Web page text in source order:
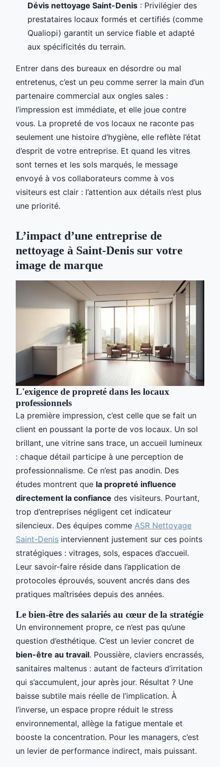
Dévis nettoyage Saint-Denis : Privilégier des
prestataires locaux formés et certifiés (comme
Qualiopi) garantit un service fiable et adapté
aux spécificités du terrain.
Entrer dans des bureaux en désordre ou mal
entretenus, c’est un peu comme serrer la main d’un
partenaire commercial aux ongles sales :
l’impression est immédiate, et elle joue contre
vous. La propreté de vos locaux ne raconte pas
seulement une histoire d’hygiène, elle reflète l’état
d’esprit de votre entreprise. Et quand les vitres
sont ternes et les sols marqués, le message
envoyé à vos collaborateurs comme à vos
visiteurs est clair : l’attention aux détails n’est plus
une priorité.
L’impact d’une entreprise de
nettoyage à Saint-Denis sur votre
image de marque
L'exigence de propreté dans les locaux
professionnels
La première impression, c’est celle que se fait un
client en poussant la porte de vos locaux. Un sol
brillant, une vitrine sans trace, un accueil lumineux
: chaque détail participe à une perception de
professionnalisme. Ce n’est pas anodin. Des
études montrent que la propreté influence
directement la confiance des visiteurs. Pourtant,
trop d’entreprises négligent cet indicateur
silencieux. Des équipes comme ASR Nettoyage
Saint-Denis interviennent justement sur ces points
stratégiques : vitrages, sols, espaces d’accueil.
Leur savoir-faire réside dans l’application de
protocoles éprouvés, souvent ancrés dans des
pratiques maîtrisées depuis des années.
Le bien-être des salariés au cœur de la stratégie
Un environnement propre, ce n’est pas qu’une
question d’esthétique. C’est un levier concret de
bien-être au travail. Poussière, claviers encrassés,
sanitaires maltenus : autant de facteurs d’irritation
qui s’accumulent, jour après jour. Résultat ? Une
baisse subtile mais réelle de l’implication. À
l’inverse, un espace propre réduit le stress
environnemental, allège la fatigue mentale et
booste la concentration. Pour les managers, c’est
un levier de performance indirect, mais puissant.